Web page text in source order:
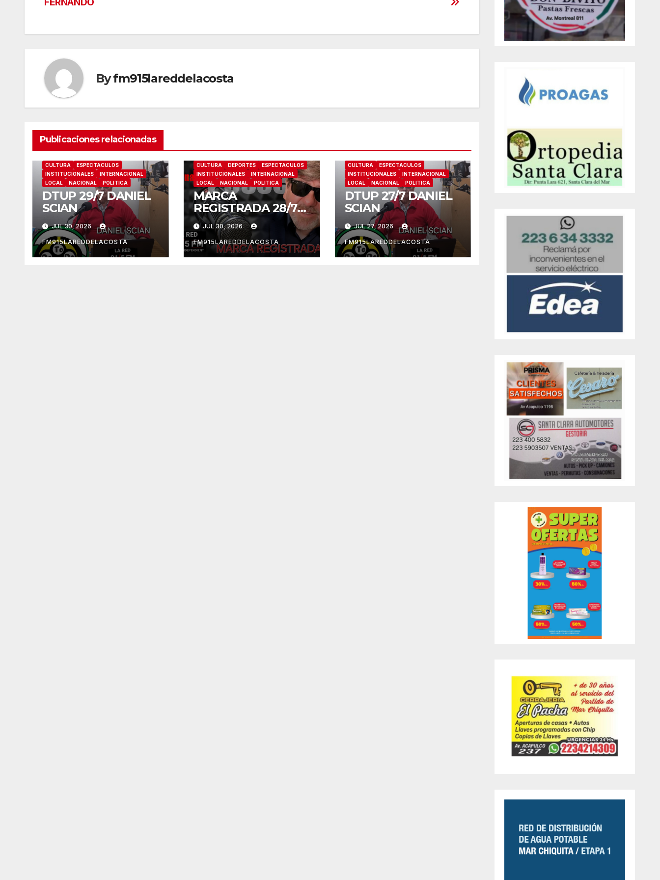
entradas
Byfm915lareddelacosta
Publicaciones relacionadas
CULTURA
ESPECTACULOS
INSTITUCIONALES
INTERNACIONAL
LOCAL
NACIONAL POLITICA
DTUP 29/7 DANIEL
SCIAN
JUL 30, 2026
FM915LAREDDELACOSTA
CULTURA DEPORTES
ESPECTACULOS
INSTITUCIONALES
INTERNACIONAL
LOCAL
NACIONAL POLITICA
MARCA
REGISTRADA 28/7
FERNANDO POSSE
JUL 30, 2026
FM915LAREDDELACOSTA
CULTURA
ESPECTACULOS
INSTITUCIONALES
INTERNACIONAL
LOCAL
NACIONAL POLITICA
DTUP 27/7 DANIEL
SCIAN
JUL 27, 2026
FM915LAREDDELACOSTA